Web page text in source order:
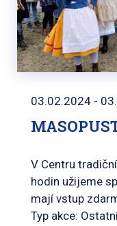
03.02.2024 -
V Centru
hodin užijeme
mají vstup
Typ akce: